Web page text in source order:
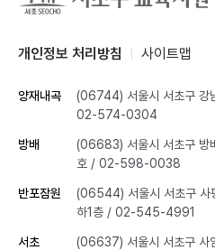
개인정보 처리방침 사이트맵
양재내곡 (06744) 서울시 서초구 강
02-574-0304
방배
(06683) 서울시 서초구 방
호 / 02-598-0038
반포잠원
(06544) 서울시 서초구 사
하1층 / 02-545-4991
서초 (06637) 서울시 서초구 사